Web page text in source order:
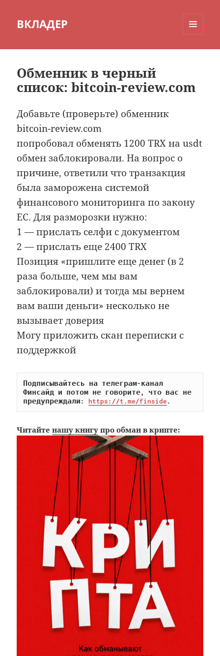
ВКЛАДЕР
Обменник в черный
список: bitcoin-review.com
Добавьте (проверьте) обменник
bitcoin-review.com
попробовал обменять 1200 TRX на usdt
обмен заблокировали. На вопрос о
причине, ответили что транзакция
была заморожена системой
финансового мониторинга по закону
ЕС. Для разморозки нужно:
1 — прислать селфи с документом
2 — прислать еще 2400 TRX
Позиция «пришлите еще денег (в 2
раза больше, чем мы вам
заблокировали) и тогда мы вернем
вам ваши деньги» несколько не
вызывает доверия
Могу приложить скан переписки с
поддержкой
Подписывайтесь на телеграм-канал
Финсайд и потом не говорите, что вас не
предупреждали: https://t.me/finside.
Читайтенашу книгу про обман в крипте: